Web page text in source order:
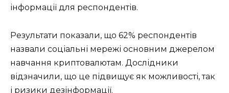
інформації для респондентів.
Результати показали, що 62% респондентів
назвали соціальні мережі основним джерелом
навчання криптовалютам. Дослідники
відзначили, що це підвищує як можливості, так
і ризики дезінформації.